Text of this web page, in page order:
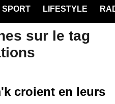
SPORT LIFESTYLE
sur le tag
croient en leurs